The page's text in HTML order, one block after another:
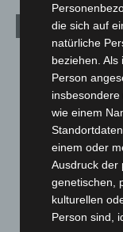
Aktuelle Beiträge
Kunst trifft
Werke im
8. August 2026
A2: Zweite
Niedersachsen:
Waldbrandeinsatz
7. August 2026
die sich auf
natürliche
beziehen.
Person
wie einem
einem oder
Ausdruck der
genetischen,
kulturellen
Person sind,